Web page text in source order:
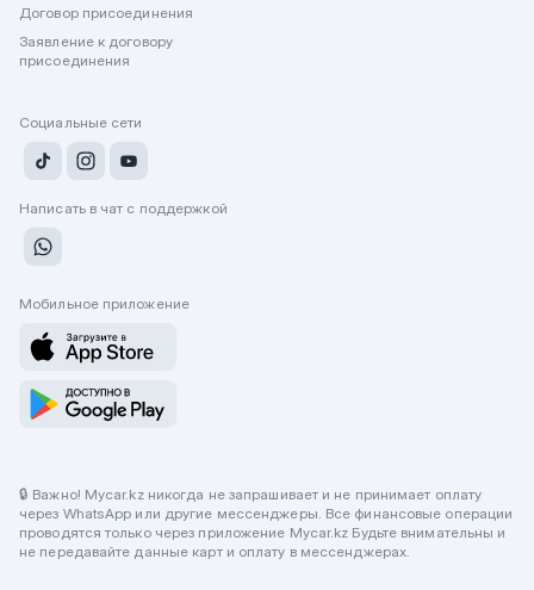
Договор присоединения
Заявление к договору
присоединения
Социальные сети
Написать в чат с поддержкой
Мобильное приложение
🔒 Важно! Mycar.kz никогда не запрашивает и не принимает оплату
через WhatsApp или другие мессенджеры. Все финансовые операции
проводятся только через приложение Mycar.kz Будьте внимательны и
не передавайте данные карт и оплату в мессенджерах.